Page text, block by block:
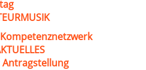
Kompetenznetzwerk
Antragstellung